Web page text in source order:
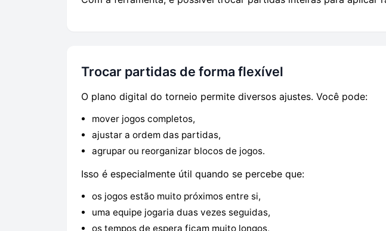
Trocar partidas de forma flexível
O plano digital do torneio permite diversos ajustes. Você pode:
mover jogos completos,
ajustar a ordem das partidas,
agrupar ou reorganizar blocos de jogos.
Isso é especialmente útil quando se percebe que:
os jogos estão muito próximos entre si,
uma equipe jogaria duas vezes seguidas,
os tempos de espera ficam muito longos,